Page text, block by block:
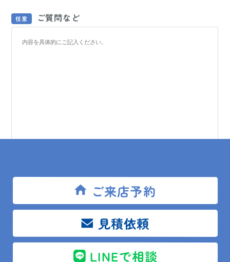
ご来店予約
見積依頼
LINEで相談
ご質問など
メールアドレス
こちらに入力いただいたメールアドレス宛に入力の
控えが送信されます。
プライバシーポリシー